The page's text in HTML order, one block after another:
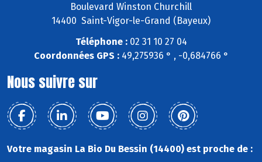
Boulevard Winston Churchill
14400 Saint-Vigor-le-Grand (Bayeux)
Téléphone :02 31 10 27 04
Coordonnées GPS :49,275936 ° , -0,684766 °
Nous suivre sur
Votre magasin La Bio Du Bessin (14400) est proche de :